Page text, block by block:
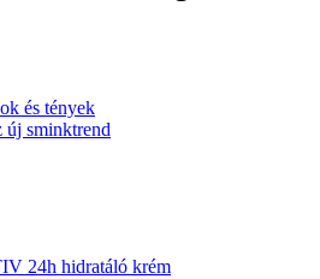
és tények
új sminktrend
24h hidratáló krém